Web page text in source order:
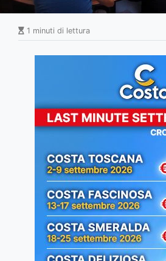
1 minuti di lettura